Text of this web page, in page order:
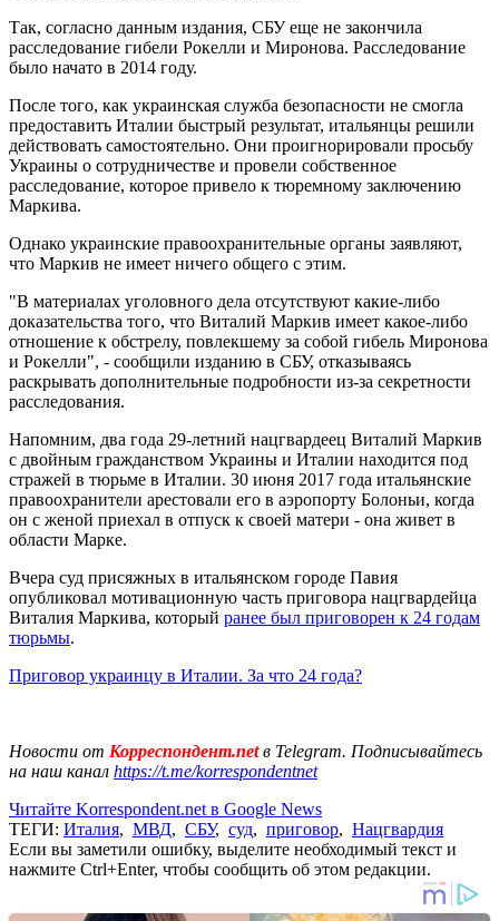
Так, согласно данным издания, СБУ еще не закончила
расследование гибели Рокелли и Миронова. Расследование
было начато в 2014 году.
После того, как украинская служба безопасности не смогла
предоставить Италии быстрый результат, итальянцы решили
действовать самостоятельно. Они проигнорировали просьбу
Украины о сотрудничестве и провели собственное
расследование, которое привело к тюремному заключению
Маркива.
Однако украинские правоохранительные органы заявляют,
что Маркив не имеет ничего общего с этим.
"В материалах уголовного дела отсутствуют какие-либо
доказательства того, что Виталий Маркив имеет какое-либо
отношение к обстрелу, повлекшему за собой гибель Миронова
и Рокелли", - сообщили изданию в СБУ, отказываясь
раскрывать дополнительные подробности из-за секретности
расследования.
Напомним, два года 29-летний нацгвардеец Виталий Маркив
с двойным гражданством Украины и Италии находится под
стражей в тюрьме в Италии. 30 июня 2017 года итальянские
правоохранители арестовали его в аэропорту Болоньи, когда
он с женой приехал в отпуск к своей матери - она живет в
области Марке.
Вчера суд присяжных в итальянском городе Павия
опубликовал мотивационную часть приговора нацгвардейца
Виталия Маркива, который ранее был приговорен к 24 годам
тюрьмы.
Приговор украинцу в Италии. За что 24 года?
Новости от Корреспондент.netв Telegram. Подписывайтесь
на наш канал https://t.me/korrespondentnet
Читайте Korrespondent.net в Google News
ТЕГИ: Италия, МВД, СБУ, суд, приговор, Нацгвардия
Если вы заметили ошибку, выделите необходимый текст и
нажмите Ctrl+Enter, чтобы сообщить об этом редакции.